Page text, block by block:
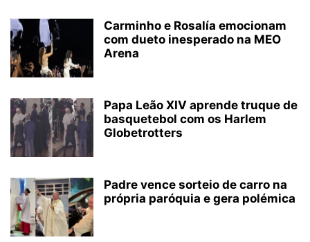
Carminho e Rosalía emocionam
com dueto inesperado na MEO
Arena
Papa Leão XIV aprende truque de
basquetebol com os Harlem
Globetrotters
Padre vence sorteio de carro na
própria paróquia e gera polémica